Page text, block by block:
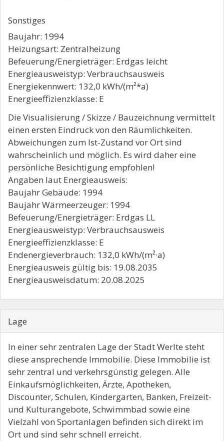
Sonstiges
Baujahr: 1994
Heizungsart: Zentralheizung
Befeuerung/Energieträger: Erdgas leicht
Energieausweistyp: Verbrauchsausweis
Energiekennwert: 132,0 kWh/(m²*a)
Energieeffizienzklasse: E
Die Visualisierung / Skizze / Bauzeichnung vermittelt
einen ersten Eindruck von den Räumlichkeiten.
Abweichungen zum Ist-Zustand vor Ort sind
wahrscheinlich und möglich. Es wird daher eine
persönliche Besichtigung empfohlen!
Angaben laut Energieausweis:
Baujahr Gebäude: 1994
Baujahr Wärmeerzeuger: 1994
Befeuerung/Energieträger: Erdgas LL
Energieausweistyp: Verbrauchsausweis
Energieeffizienzklasse: E
Endenergieverbrauch: 132,0 kWh/(m²·a)
Energieausweis gültig bis: 19.08.2035
Energieausweisdatum: 20.08.2025
Lage
In einer sehr zentralen Lage der Stadt Werlte steht
diese ansprechende Immobilie. Diese Immobilie ist
sehr zentral und verkehrsgünstig gelegen. Alle
Einkaufsmöglichkeiten, Ärzte, Apotheken,
Discounter, Schulen, Kindergarten, Banken, Freizeit-
und Kulturangebote, Schwimmbad sowie eine
Vielzahl von Sportanlagen befinden sich direkt im
Ort und sind sehr schnell erreicht.